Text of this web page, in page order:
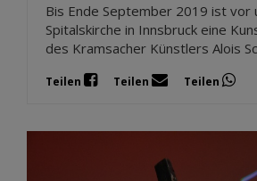
Bis Ende September 2019 ist vor
Spitalskirche in Innsbruck eine
des Kramsacher Künstlers Alois
Teilen Teilen Teilen